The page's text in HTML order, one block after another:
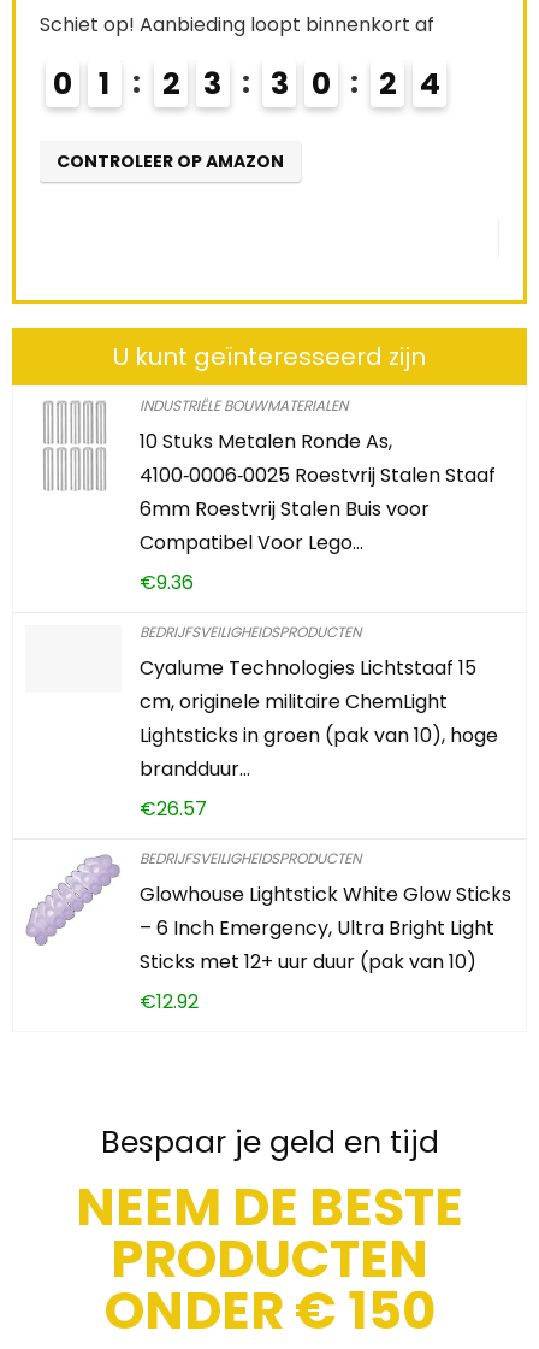
Schiet op! Aanbieding loopt binnenkort af
0 2 2 3
U kunt geïnteresseerd zijn
INDUSTRIËLE BOUWMATERIALEN
10 Stuks Metalen Ronde As,
4100‑0006‑0025 Roestvrij Stalen Staaf
6mm Roestvrij Stalen Buis voor
Compatibel Voor Lego…
€9.36
BEDRIJFSVEILIGHEIDSPRODUCTEN
Cyalume Technologies Lichtstaaf 15
cm, originele militaire ChemLight
Lightsticks in groen (pak van 10), hoge
brandduur…
€26.57
BEDRIJFSVEILIGHEIDSPRODUCTEN
Glowhouse Lightstick White Glow Sticks
– 6 Inch Emergency, Ultra Bright Light
Sticks met 12+ uur duur (pak van 10)
€12.92
Bespaar je geld en tijd
NEEM DE BESTE
PRODUCTEN
ONDER € 150